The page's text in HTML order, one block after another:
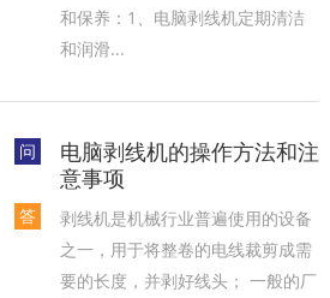
和保养‌：1‌、电脑剥线机定期清洁
和润滑...
问
电脑剥线机的操作方法和注
意事项
答
剥线机是机械行业普遍使用的设备
之一，用于将整卷的电线裁剪成需
要的长度，并剥好线头； 一般的厂